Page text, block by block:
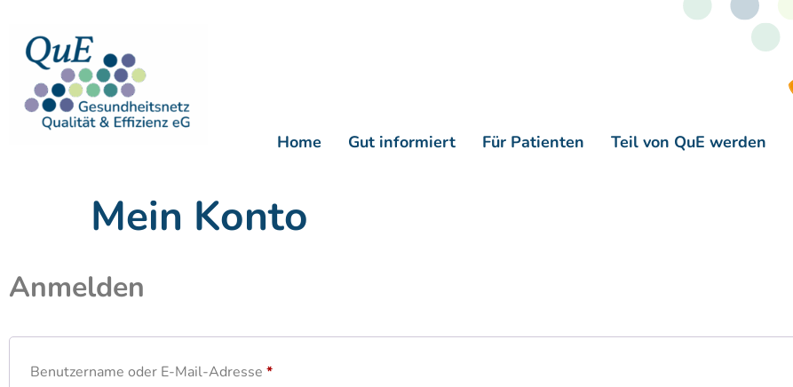
Home Gut informiert Für Patienten Teil von QuE werden
Mein Konto
Anmelden
Benutzername oder E-Mail-Adresse *